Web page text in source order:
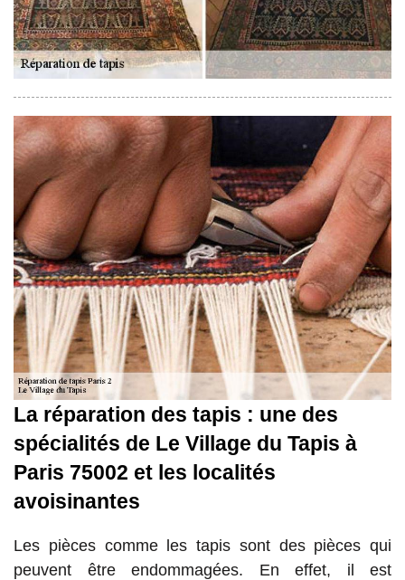
La réparation des tapis : une des
spécialités de Le Village du Tapis à
Paris 75002 et les localités
avoisinantes
Les pièces comme les tapis sont des pièces qui
peuvent être endommagées. En effet, il est